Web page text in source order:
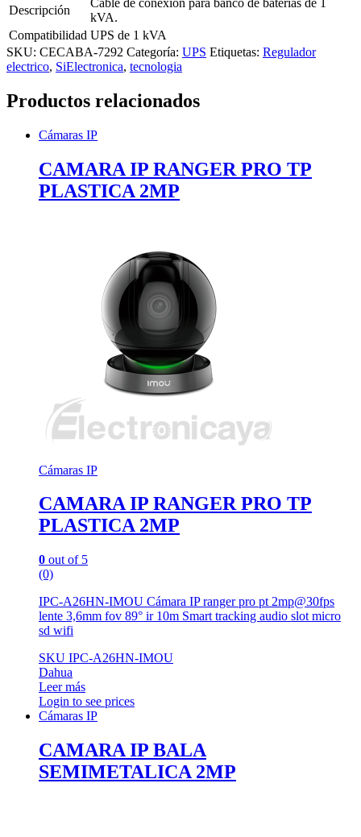
Descripción
kVA.
Compatibilidad UPS de 1 kVA
SKU: CECABA-7292 Categoría: UPS Etiquetas: Regulador
electrico, SiElectronica, tecnologia
Productos relacionados
Cámaras IP
CAMARA IP RANGER PRO TP
PLASTICA 2MP
Cámaras IP
CAMARA IP RANGER PRO TP
PLASTICA 2MP
0 out of 5
(0)
IPC-A26HN-IMOU Cámara IP ranger pro pt 2mp@30fps
lente 3,6mm fov 89° ir 10m Smart tracking audio slot micro
sd wifi
SKU IPC-A26HN-IMOU
Dahua
Leer más
Login to see prices
Cámaras IP
CAMARA IP BALA
SEMIMETALICA 2MP